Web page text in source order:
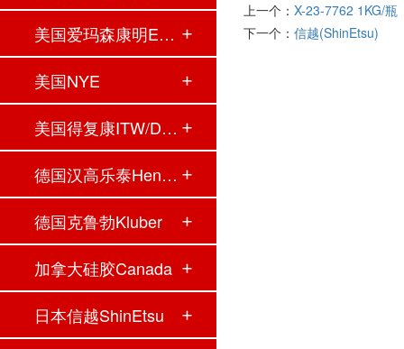
美国爱玛森康明Eme…
美国NYE
美国得复康ITW/Dev…
德国汉高乐泰Henke…
德国克鲁勃Kluber
加拿大硅胶Canada
日本信越ShinEtsu
上一个： X-23-7762 1KG/瓶
下一个： 信越(ShinEtsu)